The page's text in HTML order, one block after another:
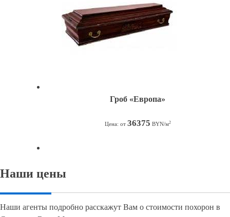
Гроб «Европа»
Цена: от 36375 BYN/м2
Наши цены
Наши агенты подробно расскажут Вам о стоимости похорон в